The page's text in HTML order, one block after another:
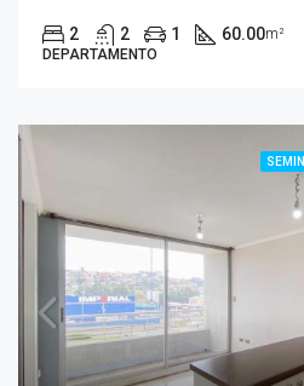
2 2 1 60.00m²
DEPARTAMENTO